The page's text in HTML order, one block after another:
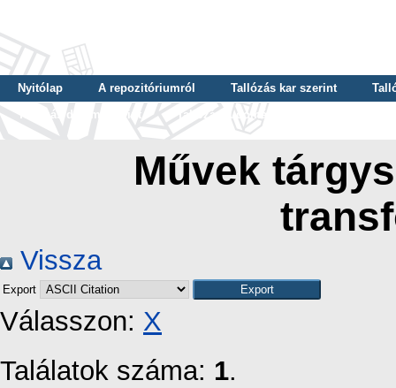
Nyitólap A repozitóriumról Tallózás kar szerint
Tallózás dátum szerint
Tallózás tudományterület szerint
Művek
Vissza
Export
Válasszon: X
Találatok száma: 1.